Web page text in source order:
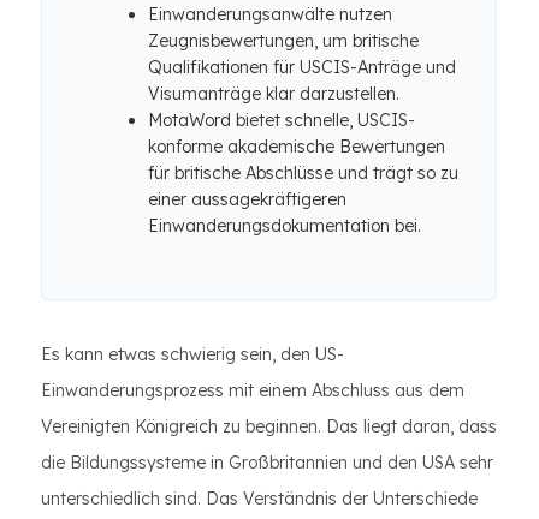
Einwanderungsanwälte nutzen
Zeugnisbewertungen, um britische
Qualifikationen für USCIS-Anträge und
Visumanträge klar darzustellen.
MotaWord bietet schnelle, USCIS-
konforme akademische Bewertungen
für britische Abschlüsse und trägt so zu
einer aussagekräftigeren
Einwanderungsdokumentation bei.
Es kann etwas schwierig sein, den US-
Einwanderungsprozess mit einem Abschluss aus dem
Vereinigten Königreich zu beginnen. Das liegt daran, dass
die Bildungssysteme in Großbritannien und den USA sehr
unterschiedlich sind. Das Verständnis der Unterschiede